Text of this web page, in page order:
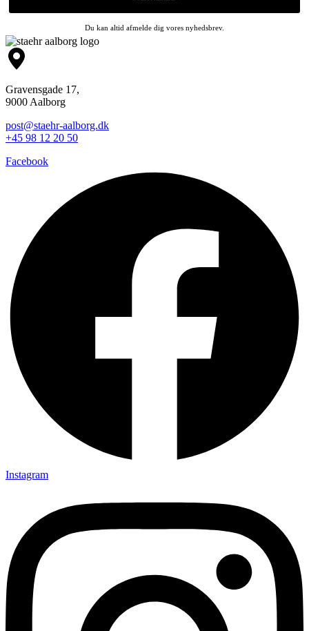
Du kan altid afmelde dig vores nyhedsbrev.
Gravensgade 17,
9000 Aalborg
post@staehr-aalborg.dk
+45 98 12 20 50
Facebook
Instagram